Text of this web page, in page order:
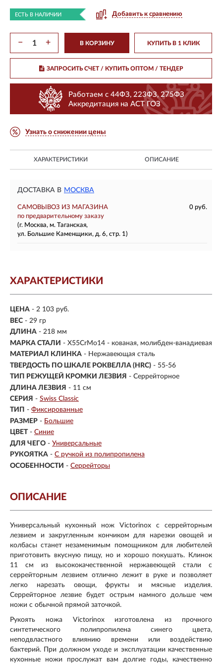
ЕСТЬ В НАЛИЧИИ Добавить к сравнению
− + В КОРЗИНУ КУПИТЬ В 1 КЛИК
ЗАПРОСИТЬ СЧЕТ / КУПИТЬ ОПТОМ/ ТЕНДЕР
Работаем с 44ФЗ, 223ФЗ, 275ФЗ
Аккредитация на АСТ ГОЗ
Узнать о снижении цены
ХАРАКТЕРИСТИКИ ОПИСАНИЕ
ДОСТАВКА В МОСКВА
САМОВЫВОЗ ИЗ МАГАЗИНА
0 руб.
по предварительному заказу
(г. Москва, м. Таганская,
ул. Большие Каменщики, д. 6, стр. 1)
ХАРАКТЕРИСТИКИ
ЦЕНА - 2 103 руб.
ВЕС - 29 гр
ДЛИНА - 218 мм
МАРКА СТАЛИ - X55CrMo14 - кованая, молибден-ванадиевая
МАТЕРИАЛ КЛИНКА - Нержавеющая сталь
ТВЕРДОСТЬ ПО ШКАЛЕ РОКВЕЛЛА (HRC) - 55-56
ТИП РЕЖУЩЕЙ КРОМКИ ЛЕЗВИЯ - Серрейторное
ДЛИНА ЛЕЗВИЯ - 11 см
СЕРИЯ - Swiss Classic
ТИП - Фиксированные
РАЗМЕР - Большие
ЦВЕТ - Синие
ДЛЯ ЧЕГО - Универсальные
РУКОЯТКА - С ручкой из полипропилена
ОСОБЕННОСТИ - Серрейторы
ОПИСАНИЕ
Универсальный кухонный нож Victorinox с серрейторным
лезвием и закругленным кончиком для нарезки овощей и
колбасы станет незаменимым помощником для любителей
приготовить вкусную пищу, но и хорошо покушать. Клинок
11 см из высококачественной нержавеющей стали с
серрейторным лезвием отлично лежит в руке и позволяет
легко нарезать овощи, фрукты и мясные изделия.
Серрейторное лезвие будет острым намного дольше чем
ножи с обычной прямой заточкой.
Рукоять ножа Victorinox изготовлена из прочного
синтетического полипропилена синего цвета,
неподвластного влиянию времени или воздействию
бактерий. При должном уходе и эксплуатации качественные
кухонные ножи прослужат вам долгие годы, качественно